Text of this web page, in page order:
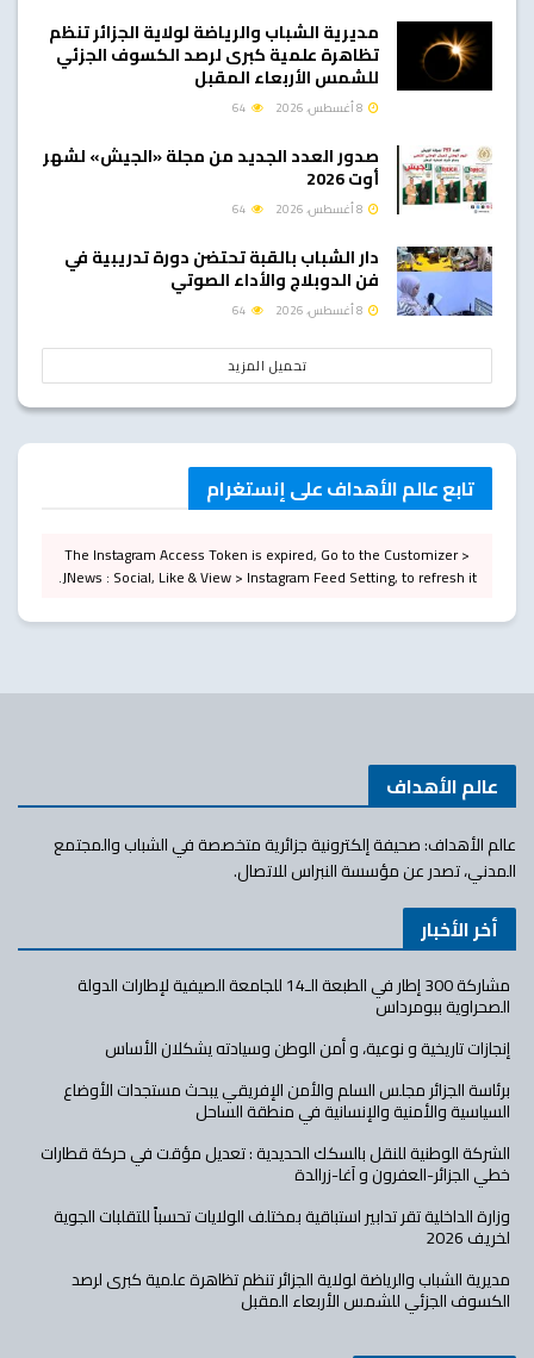
مديرية الشباب والرياضة لولاية الجزائر تنظم
تظاهرة علمية كبرى لرصد الكسوف الجزئي
للشمس الأربعاء المقبل
صدور العدد الجديد من مجلة «الجيش» لشهر
أوت 2026
دار الشباب بالقبة تحتضن دورة تدريبية في
فن الدوبلاج والأداء الصوتي
تحميل المزيد
تابع عالم الأهداف على إنستغرام
The Instagram Access Token is expired, Go to the Customizer >
JNews : Social, Like & View > Instagram Feed Setting, to refresh it.
عالم الأهداف
عالم الأهداف: صحيفة إلكترونية جزائرية متخصصة في الشباب والمجتمع
المدني، تصدر عن مؤسسة النبراس للاتصال.
أخر الأخبار
مشاركة 300 إطار في الطبعة الـ14 للجامعة الصيفية لإطارات الدولة
الصحراوية ببومرداس
إنجازات تاريخية و نوعية، و أمن الوطن وسيادته يشكلان الأساس
برئاسة الجزائر مجلس السلم والأمن الإفريقي يبحث مستجدات الأوضاع
السياسية والأمنية والإنسانية في منطقة الساحل
الشركة الوطنية للنقل بالسكك الحديدية : تعديل مؤقت في حركة قطارات
خطي الجزائر-العفرون و آغا-زرالدة
وزارة الداخلية تقر تدابير استباقية بمختلف الولايات تحسباً للتقلبات الجوية
لخريف 2026
مديرية الشباب والرياضة لولاية الجزائر تنظم تظاهرة علمية كبرى لرصد
الكسوف الجزئي للشمس الأربعاء المقبل